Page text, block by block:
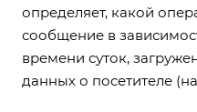
определяет, какой
сообщение в
времени суток,
данных о посетителе